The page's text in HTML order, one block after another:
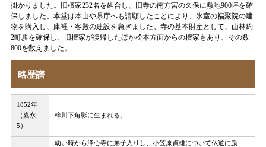
掛かりました。旧檀家232名を糾合し、旧寺の南方宮の久保に敷地900坪を確
保しました。本堂は本山や県庁へも請願したことにより、氷室の福聚院の建
物を購入し、庫裡・客殿の建設を急ぎました。寺の基本財産として、山林約
2町歩を確保し、旧檀家が復帰したほか松本方面からの檀家もあり、その数
800を数えました。
略歴譜
1852年
（嘉永
5）
梓川下角影に生まれる。
幼い時から浄心寺に弟子入りし、小笠原貞雄について仏道に励